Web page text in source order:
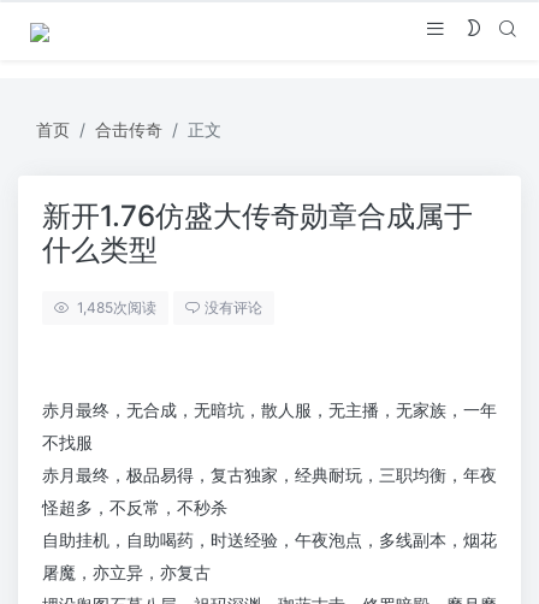
首页 合击传奇 正文
新开1.76仿盛大传奇勋章合成属于
什么类型
1,485次阅读 没有评论
赤月最终，无合成，无暗坑，散人服，无主播，无家族，一年
不找服
赤月最终，极品易得，复古独家，经典耐玩，三职均衡，年夜
怪超多，不反常，不秒杀
自助挂机，自助喝药，时送经验，午夜泡点，多线副本，烟花
屠魔，亦立异，亦复古